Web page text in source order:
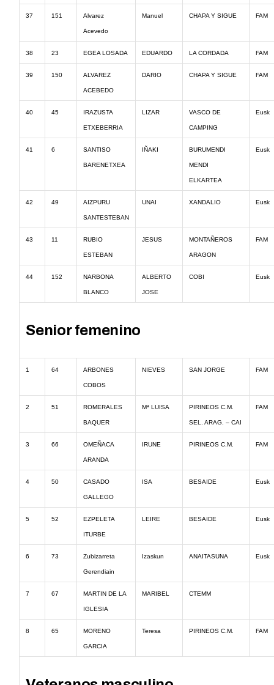
37 151 Alvarez
Acevedo
Manuel CHAPA Y SIGUE FAM
38 23 EGEA LOSADA EDUARDO LA CORDADA FAM
39 150 ALVAREZ
ACEBEDO
DARIO CHAPA Y SIGUE FAM
40 45 IRAZUSTA
ETXEBERRIA
LIZAR VASCO DE
CAMPING
Eusk
41 6 SANTISO
BARENETXEA
IÑAKI BURUMENDI
MENDI
ELKARTEA
Eusk
42 49 AIZPURU
SANTESTEBAN
UNAI XANDALIO Eusk
43 11 RUBIO
ESTEBAN
JESUS MONTAÑEROS
ARAGON
FAM
44 152 NARBONA
BLANCO
ALBERTO
JOSE
COBI Eusk
Senior femenino
1 64 ARBONES
COBOS
NIEVES SAN JORGE FAM
2 51 ROMERALES
BAQUER
Mª LUISA PIRINEOS C.M.
SEL. ARAG. – CAI
FAM
3 66 OMEÑACA
ARANDA
IRUNE PIRINEOS C.M. FAM
4 50 CASADO
GALLEGO
ISA BESAIDE Eusk
5 52 EZPELETA
ITURBE
LEIRE BESAIDE Eusk
6 73 Zubizarreta
Gerendiain
Izaskun ANAITASUNA Eusk
7 67 MARTIN DE LA
IGLESIA
MARIBEL CTEMM
8 65 MORENO
GARCIA
Teresa PIRINEOS C.M. FAM